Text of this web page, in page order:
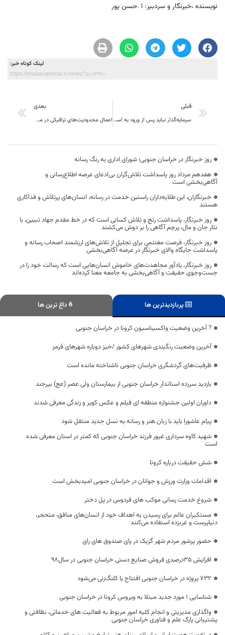
نویسنده ،خبرنگار و سردبیر: ا .حسن پور
لینک کوتاه خبر:
https://khabarvahonar.ir/news/?p=112960
قبلی
سرمایه‌گذار نباید پس از ورود به استان، درگیر تأمین زیرساخت‌های اولیه شود
بعدی
اعمال محدودیت‌های ترافیکی در محورهای خراسان جنوبی از چهارشنبه
روز خبرنگار در خراسان جنوبی؛ شورای اداری به رنگ رسانه
هفدهم مرداد روز پاسداشت تلاش‌گران بی‌ادعای عرصه اطلاع‌رسانی و
آگاهی‌بخشی است
خبرنگاران، این طلایه‌داران راستین خدمت در رسانه، انسان‌های پرتلاش و فداکاری
هستند
روز خبرنگار، پاسداشت رنج و تلاش کسانی است که در خط مقدم جهاد تبیین، با
نثار جان و مال، پرچم آگاهی را بر دوش می‌کشند
روز خبرنگار، فرصت مغتنمی برای تجلیل از تلاش‌های ارزشمند اصحاب رسانه و
پاسداشت جایگاه والای خبرنگار در عرصه آگاهی‌بخشی
روز خبرنگار، یادآور مجاهدت‌های خاموش انسان‌هایی است که رسالت خود را در
جست‌وجوی حقیقت و آگاهی‌بخشی به جامعه معنا کرده‌اند
پربازدیدترین ها داغ ترین ها
? آخرین وضعیت واکسیناسیون کرونا در خراسان جنوبی
آخرین وضعیت رنگبندی شهرهای کشور /خیز دوباره شهرهای قرمز
ظرفیت‌های گردشگری خراسان جنوبی ناشناخته مانده است
بازدید سرزده استاندار خراسان جنوبی از بیمارستان ولی عصر (عج) بیرجند
داوران اولین جشنواره منطقه ای فیلم و عکس کویر و زندگی معرفی شدند
پیام عاشورا باید با زبان هنر و رسانه به نسل جدید منتقل شود
شهید کاوه سرداری غیور فرزند خراسان جنوبی که کمتر در استان معرفی شده
است
شش حقیقت درباره کرونا
اقدامات وزارت ورزش و جوانان در خراسان جنوبی امیدبخش است
شروع خدمت رسانی موکب های فردوس در پل دختر
مستکبران عالم برای رسیدن به اهداف خود از انسان‌های منافق، متحجر،
دنیاپرست و غربزده استفاده می‌کنند
حضور پرشور مردم شهر گزیک در پای صندوق های رای
افزایش 35درصدی فروش صنایع دستی خراسان جنوبی در سال98
۷۳۲ پروژه در خراسان جنوبی افتتاح یا کلنگ‌زنی می‌شود
شناسایی 1 مورد جدید مبتلا به ویروس کرونا در خراسان جنوبی
واگذاری مدیریتی و انجام کلیه امور مربوط به فعالیت های خدماتی، نظافتی و
پشتیبانی پارک علم و فناوری خراسان جنوبی